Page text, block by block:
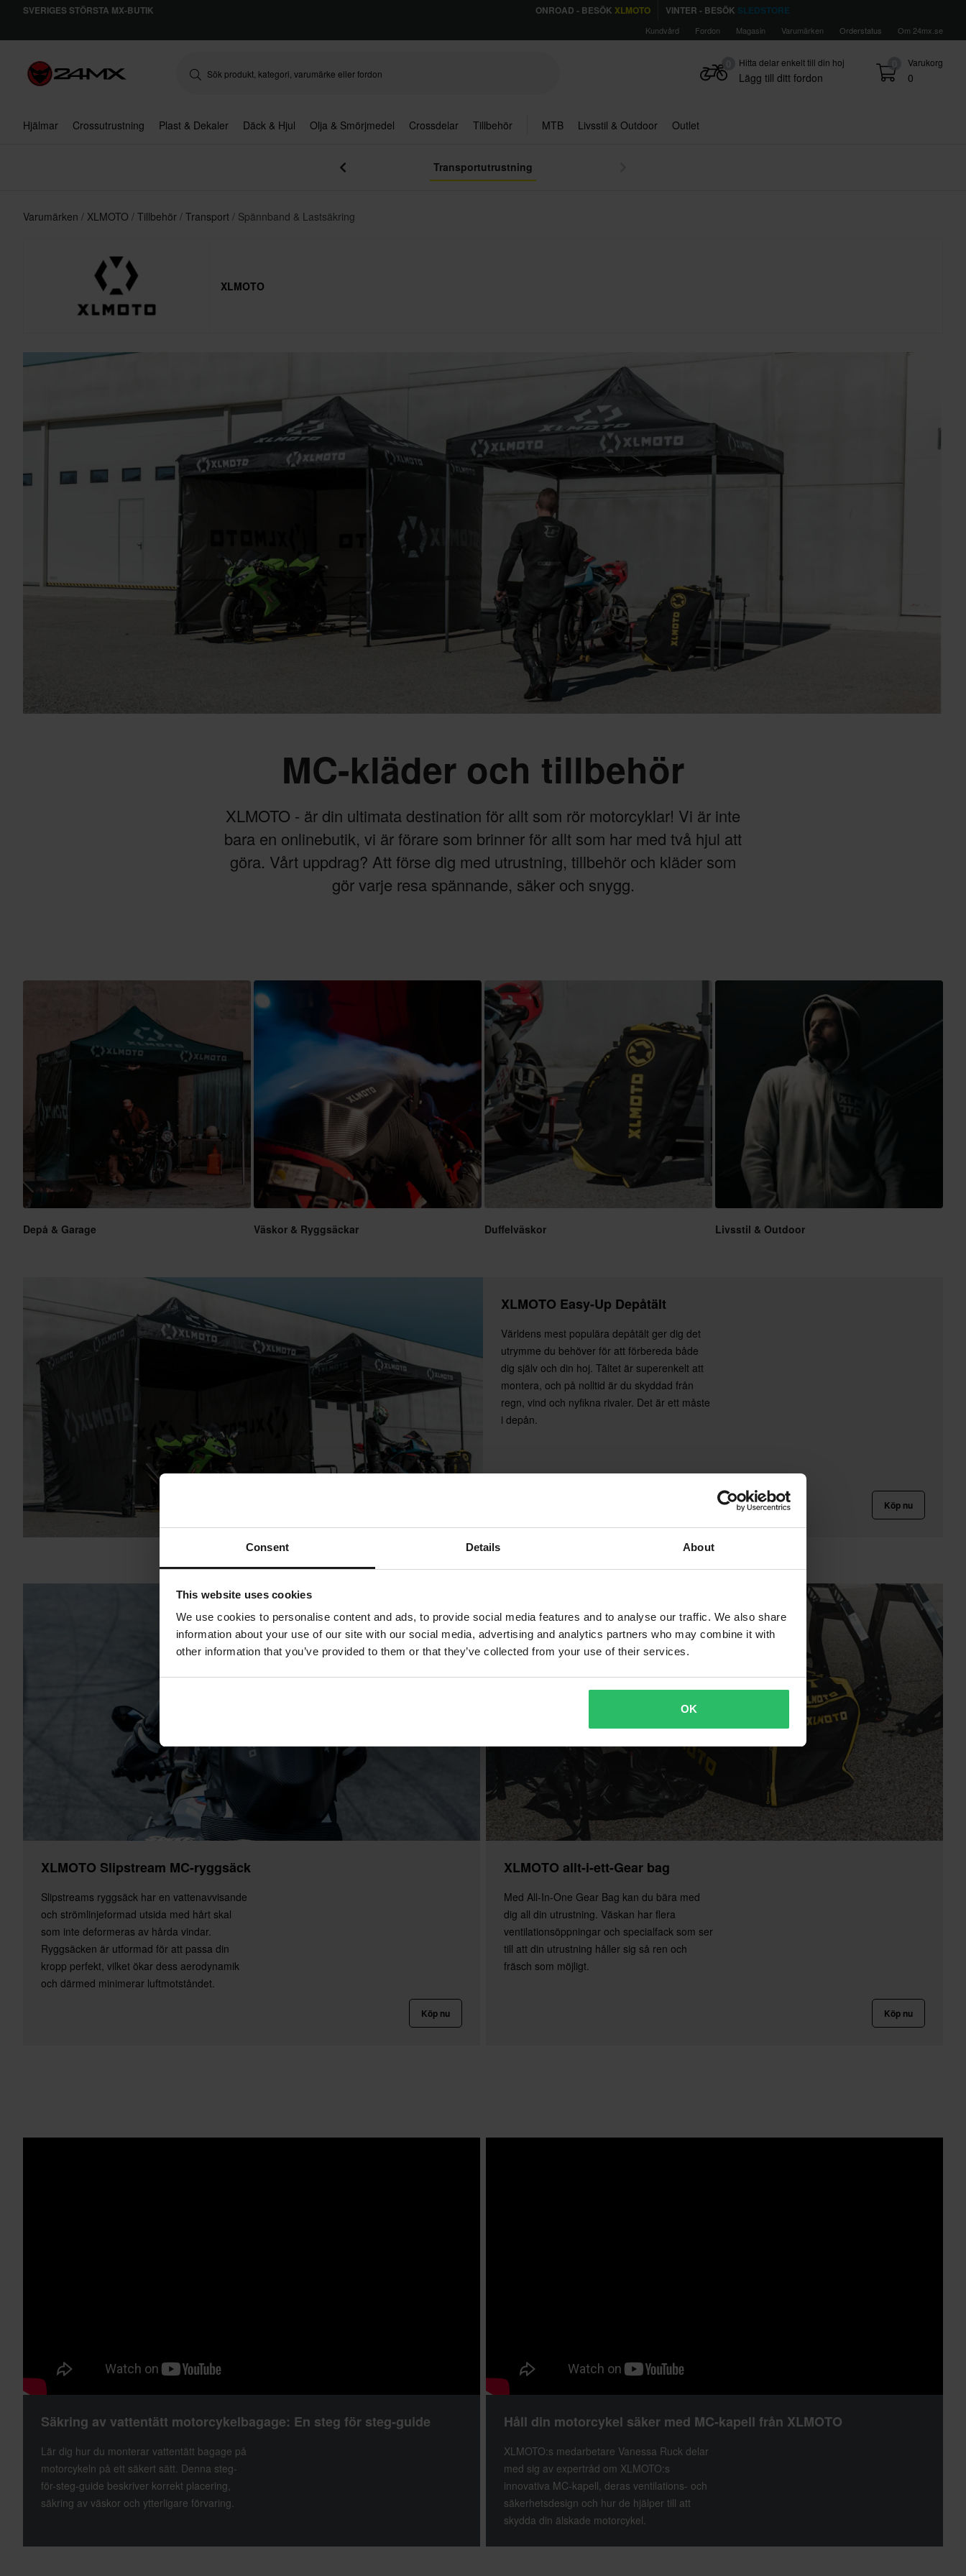
Consent Details About
This website uses cookies
We use cookies to personalise content and ads, to provide social media features and to analyse our traffic. We also share
information about your use of our site with our social media, advertising and analytics partners who may combine it with
other information that you’ve provided to them or that they’ve collected from your use of their services.
OK
SVERIGES STÖRSTA MX-BUTIK ONROAD - BESÖK XLMOTO VINTER - BESÖK SLEDSTORE
Kundvård Fordon Magasin Varumärken Orderstatus Om 24mx.se
0 Varukorg
0
Hitta delar enkelt till din hoj
Lägg till ditt fordon
Hjälmar Crossutrustning Plast & Dekaler Däck & Hjul Olja & Smörjmedel Crossdelar Tillbehör MTB Livsstil & Outdoor Outlet
Transportutrustning
Varumärken XLMOTO Tillbehör Transport Spännband & Lastsäkring
XLMOTO
MC-kläder och tillbehör
XLMOTO - är din ultimata destination för allt som rör motorcyklar! Vi är inte
bara en onlinebutik, vi är förare som brinner för allt som har med två hjul att
göra. Vårt uppdrag? Att förse dig med utrustning, tillbehör och kläder som
gör varje resa spännande, säker och snygg.
Depå & Garage Väskor & Ryggsäckar Duffelväskor Livsstil & Outdoor
XLMOTO Easy-Up Depåtält
Världens mest populära depåtält ger dig det
utrymme du behöver för att förbereda både
dig själv och din hoj. Tältet är superenkelt att
montera, och på nolltid är du skyddad från
regn, vind och nyfikna rivaler. Det är ett måste
i depån.
Köp nu
XLMOTO Slipstream MC-ryggsäck
Slipstreams ryggsäck har en vattenavvisande
och strömlinjeformad utsida med hårt skal
som inte deformeras av hårda vindar.
Ryggsäcken är utformad för att passa din
kropp perfekt, vilket ökar dess aerodynamik
och därmed minimerar luftmotståndet.
Köp nu
XLMOTO allt-i-ett-Gear bag
Med All-In-One Gear Bag kan du bära med
dig all din utrustning. Väskan har flera
ventilationsöppningar och specialfack som ser
till att din utrustning håller sig så ren och
fräsch som möjligt.
Köp nu
Säkring av vattentätt motorcykelbagage: En steg för steg-guide
Lär dig hur du monterar vattentätt bagage på
motorcykeln på ett säkert sätt. Denna steg-
för-steg-guide beskriver korrekt placering,
säkring av väskor och ytterligare förvaring.
Håll din motorcykel säker med MC-kapell från XLMOTO
XLMOTO:s medarbetare Vanessa Ruck delar
med sig av expertråd om XLMOTO:s
innovativa MC-kapell, deras ventilations- och
säkerhetsdesign och hur de hjälper till att
skydda din älskade motorcykel.